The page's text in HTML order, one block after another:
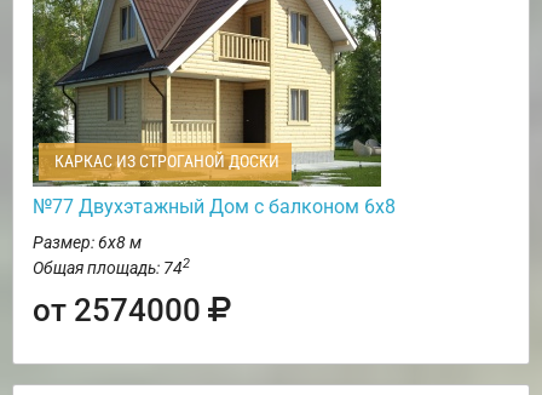
КАРКАС ИЗ СТРОГАНОЙ ДОСКИ
№77 Двухэтажный Дом с балконом 6х8
Размер: 6х8 м
Общая площадь: 742
от 2574000